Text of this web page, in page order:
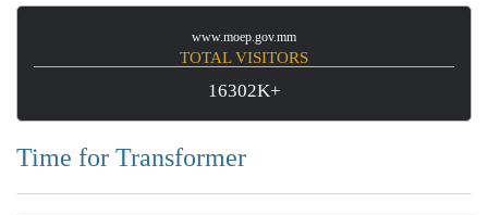
www.moep.gov.mm
TOTAL VISITORS
16302K+
Time for Transformer